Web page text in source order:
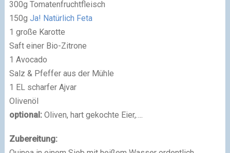
300g Tomatenfruchtfleisch
150g Ja! Natürlich Feta
1 große Karotte
Saft einer Bio-Zitrone
1 Avocado
Salz & Pfeffer aus der Mühle
1 EL scharfer Ajvar
Olivenöl
optional:Oliven, hart gekochte Eier,….
Zubereitung: